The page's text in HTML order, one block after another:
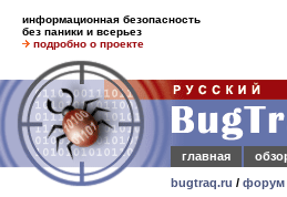
информационная безопасность
без паники и всерьез
подробно о проекте
главная
bugtraq.ru / форум